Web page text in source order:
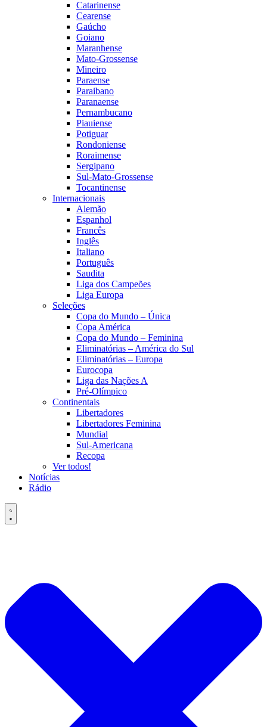
Catarinense
Cearense
Gaúcho
Goiano
Maranhense
Mato-Grossense
Mineiro
Paraense
Paraibano
Paranaense
Pernambucano
Piauiense
Potiguar
Rondoniense
Roraimense
Sergipano
Sul-Mato-Grossense
Tocantinense
Internacionais
Alemão
Espanhol
Francês
Inglês
Italiano
Português
Saudita
Liga dos Campeões
Liga Europa
Seleções
Copa do Mundo – Única
Copa América
Copa do Mundo – Feminina
Eliminatórias – América do Sul
Eliminatórias – Europa
Eurocopa
Liga das Nações A
Pré-Olímpico
Continentais
Libertadores
Libertadores Feminina
Mundial
Sul-Americana
Recopa
Ver todos!
Notícias
Rádio